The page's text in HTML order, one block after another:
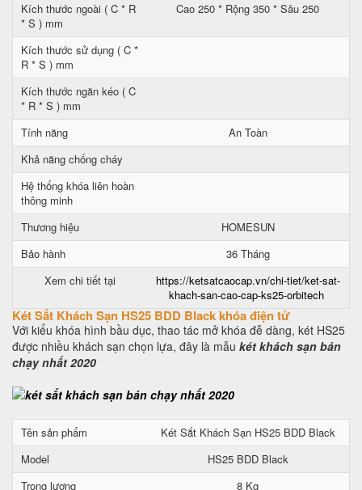
Kích thước ngoài ( C * R
* S ) mm
Cao 250 * Rộng 350 * Sâu 250
Kích thước sử dụng ( C *
R * S ) mm
Kích thước ngăn kéo ( C
* R * S ) mm
Tính năng
An Toàn
Khả năng chống cháy
Hệ thống khóa liên hoàn
thông minh
Thương hiệu
HOMESUN
Bảo hành
36 Tháng
Xem chi tiết tại
https://ketsatcaocap.vn/chi-tiet/ket-sat-
khach-san-cao-cap-ks25-orbitech
Két Sắt Khách Sạn HS25 BDD Black khóa điện tử
Với kiểu khóa hình bầu dục, thao tác mở khóa đễ dàng, két HS25
được nhiều khách sạn chọn lựa, đây là mẫu két khách sạn bán
chạy nhất 2020
Tên sản phẩm
Két Sắt Khách Sạn HS25 BDD Black
Model
HS25 BDD Black
Trọng lượng
8 Kg